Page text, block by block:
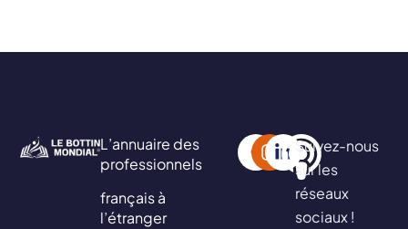
L’annuaire des
professionnels
français à
l’étranger
Suivez-nous
sur les
réseaux
sociaux !